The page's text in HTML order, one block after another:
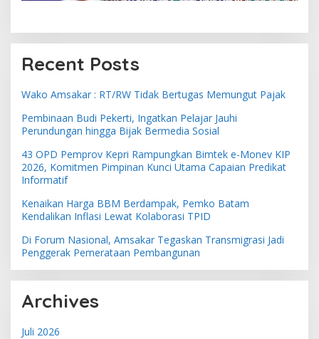
Recent Posts
Wako Amsakar : RT/RW Tidak Bertugas Memungut Pajak
Pembinaan Budi Pekerti, Ingatkan Pelajar Jauhi
Perundungan hingga Bijak Bermedia Sosial
43 OPD Pemprov Kepri Rampungkan Bimtek e-Monev KIP
2026, Komitmen Pimpinan Kunci Utama Capaian Predikat
Informatif
Kenaikan Harga BBM Berdampak, Pemko Batam
Kendalikan Inflasi Lewat Kolaborasi TPID
Di Forum Nasional, Amsakar Tegaskan Transmigrasi Jadi
Penggerak Pemerataan Pembangunan
Archives
Juli 2026